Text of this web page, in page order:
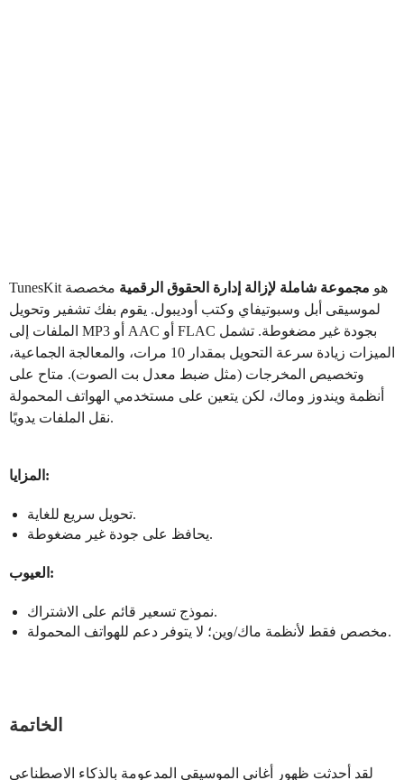
TunesKit هو مجموعة شاملة لإزالة إدارة الحقوق الرقمية مخصصة
لموسيقى أبل وسبوتيفاي وكتب أوديبول. يقوم بفك تشفير وتحويل
الملفات إلى MP3 أو AAC أو FLAC بجودة غير مضغوطة. تشمل
الميزات زيادة سرعة التحويل بمقدار 10 مرات، والمعالجة الجماعية،
وتخصيص المخرجات (مثل ضبط معدل بت الصوت). متاح على
أنظمة ويندوز وماك، لكن يتعين على مستخدمي الهواتف المحمولة
نقل الملفات يدويًا.
المزايا:
تحويل سريع للغاية.
يحافظ على جودة غير مضغوطة.
العيوب:
نموذج تسعير قائم على الاشتراك.
مخصص فقط لأنظمة ماك/وين؛ لا يتوفر دعم للهواتف المحمولة.
الخاتمة
لقد أحدثت ظهور أغاني الموسيقى المدعومة بالذكاء الاصطناعي